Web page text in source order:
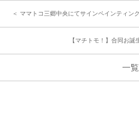
ず又近いうちにやりたいですね♪」と
＜ ママトコ三郷中央にてサインペインティン
【マチトモ！】合同お
一